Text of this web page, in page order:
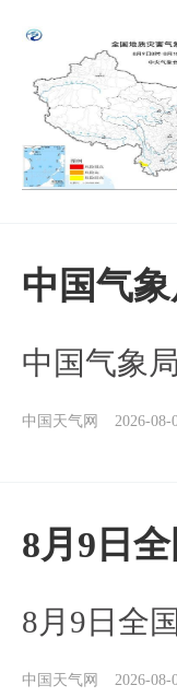
中国气
中国气象
中国天气网 2026-08-
8月9日
8月9日全
中国天气网 2026-08-